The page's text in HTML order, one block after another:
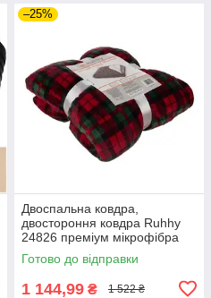
–25%
Двоспальна ковдра,
двостороння ковдра Ruhhy
24826 преміум мікрофібра
160х200
Готово до відправки
1 144,99 ₴ 1 522 ₴